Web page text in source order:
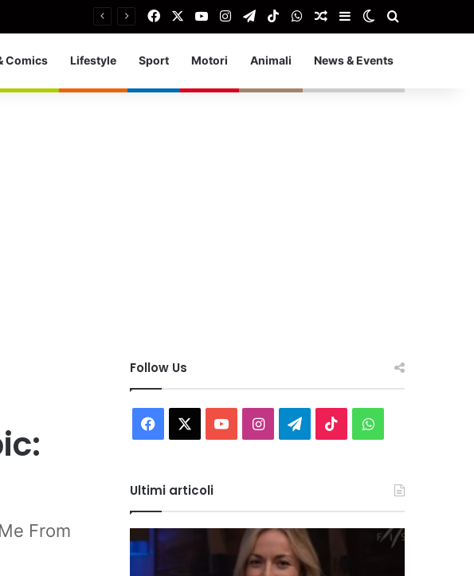
FacebookYou TubeInstagram
TelegramTikTokWhatsApp
Articolo Random
Barra laterale
Cambia aspetto
Comics Lifestyle Sport Motori Animali News & Events
From
Follow Us
Facebook You InstagramTelegram
TikTokWhatsApp
Ultimi articoli